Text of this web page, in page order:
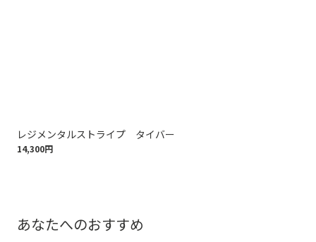
レジメンタルストライプ タイバー
14,300円
あなたへのおすすめ